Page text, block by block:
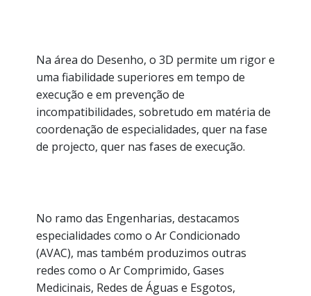
Na área do Desenho, o 3D permite um rigor e
uma fiabilidade superiores em tempo de
execução e em prevenção de
incompatibilidades, sobretudo em matéria de
coordenação de especialidades, quer na fase
de projecto, quer nas fases de execução.
No ramo das Engenharias, destacamos
especialidades como o Ar Condicionado
(AVAC), mas também produzimos outras
redes como o Ar Comprimido, Gases
Medicinais, Redes de Águas e Esgotos,